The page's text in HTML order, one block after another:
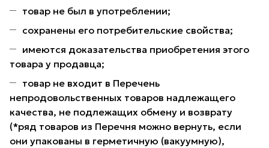
товар не был в употреблении;
сохранены его потребительские свойства;
имеются доказательства приобретения этого
товара у продавца;
товар не входит в Перечень
непродовольственных товаров надлежащего
качества, не подлежащих обмену и возврату
(*ряд товаров из Перечня можно вернуть, если
они упакованы в герметичную (вакуумную),